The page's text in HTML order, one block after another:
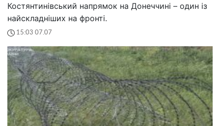
Костянтинівський напрямок на Донеччині – один із
найскладніших на фронті.
15:03 07.07